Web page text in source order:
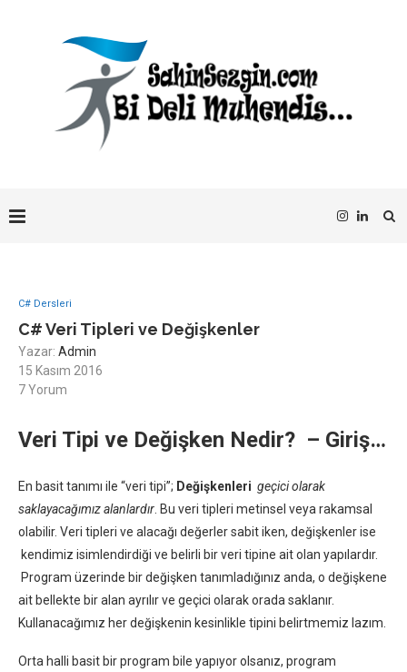
C# Dersleri
C# Veri Tipleri ve Değişkenler
Yazar: Admin
15 Kasım 2016
7 Yorum
Veri Tipi ve Değişken Nedir? – Giriş…
En basit tanımı ile “veri tipi”; Değişkenleri geçici olarak
saklayacağımız alanlardır . Bu veri tipleri metinsel veya rakamsal
olabilir. Veri tipleri ve alacağı değerler sabit iken, değişkenler ise
kendimiz isimlendirdiği ve belirli bir veri tipine ait olan yapılardır.
Program üzerinde bir değişken tanımladığınız anda, o değişkene
ait bellekte bir alan ayrılır ve geçici olarak orada saklanır.
Kullanacağımız her değişkenin kesinlikle tipini belirtmemiz lazım.
Orta halli basit bir program bile yapıyor olsanız, program